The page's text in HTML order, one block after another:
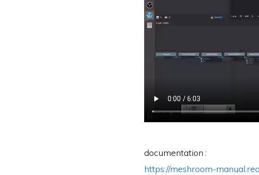
documentation :
https://meshroom-